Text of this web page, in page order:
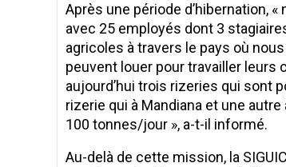
Après une période d’hibernation,
avec 25 employés dont 3
agricoles à travers le pays où
peuvent louer pour travailler leurs
aujourd’hui trois rizeries qui sont
rizerie qui à Mandiana et une
100 tonnes/jour », a-t-il informé.
Au-delà de cette mission, la